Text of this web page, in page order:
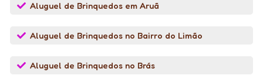
Aluguel de Brinquedos em Aruã
Aluguel de Brinquedos no Bairro do Limão
Aluguel de Brinquedos no Brás